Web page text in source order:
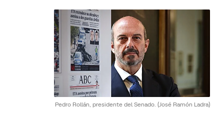
Pedro Rollán, presidente del Senado. (José Ramón Ladra)